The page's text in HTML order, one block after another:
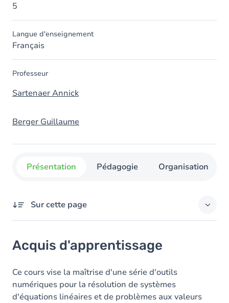
5
Langue d'enseignement
Français
Professeur
Sartenaer Annick
Berger Guillaume
Présentation Pédagogie Organisation
Sur cette page
Objectifs
Contenu
Table des matières
Acquis d'apprentissage
Ce cours vise la maîtrise d'une série d'outils
numériques pour la résolution de systèmes
d'équations linéaires et de problèmes aux valeurs